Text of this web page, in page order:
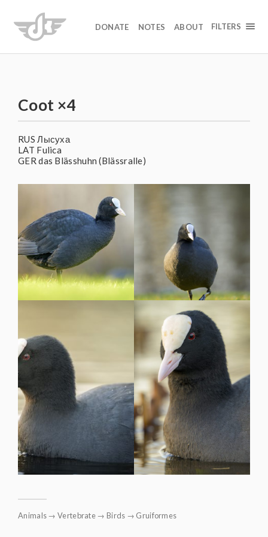
ABOUT
NOTES
DONATE FILTERS
Coot ×4
RUS Лысуха
LAT Fulica
GER das Blässhuhn (Blässralle)
Animals→Vertebrate→ Birds → Gruiformes